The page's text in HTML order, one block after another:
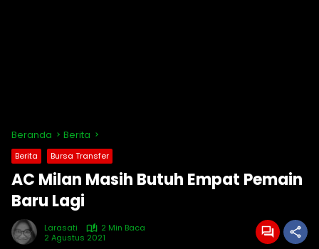
Beranda Berita
Berita Bursa Transfer
AC Milan Masih Butuh Empat Pemain
Baru Lagi
Larasati
2 Min Baca
2 Agustus 2021